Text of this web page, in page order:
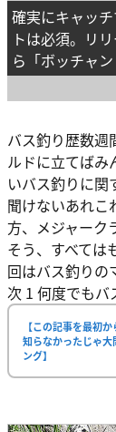
確実にキャッ
トは必須。リ
ら「ボッチャ
バス釣り歴数週
ルドに立てばみ
いバス釣りに関
聞けないあれこ
方、メジャーク
そう、すべては
回はバス釣りの
次 1 何度でも
【この記事を最初か
知らなかったじゃ
ング】